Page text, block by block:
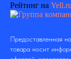
Рейтинг на
Предоставленная
товара носит